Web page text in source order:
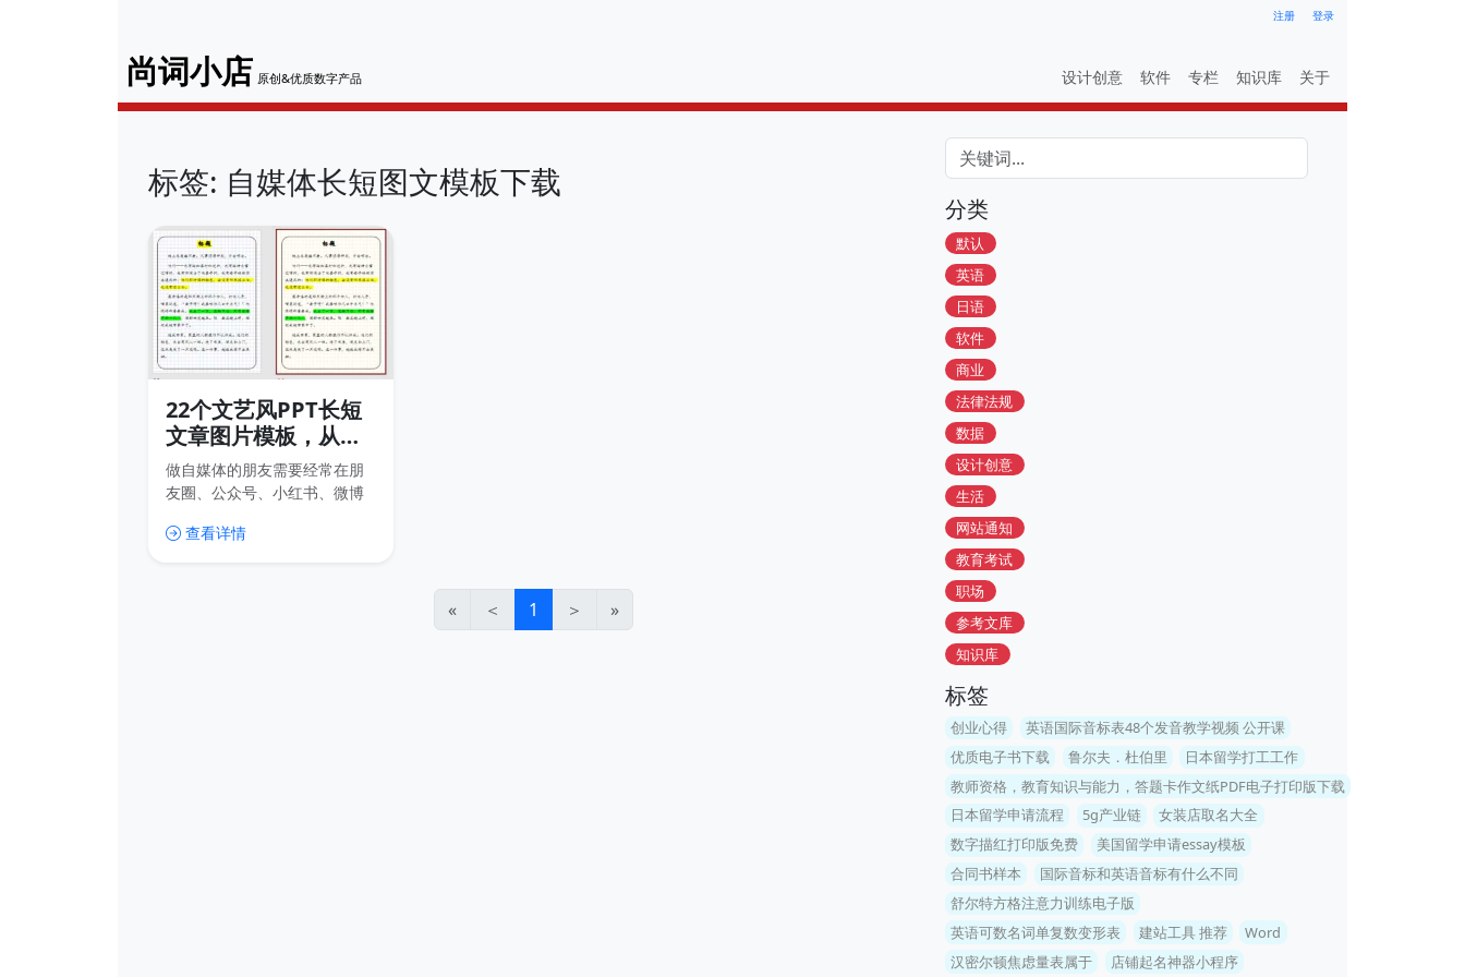
注册 登录
尚词小店 原创&优质数字产品 设计创意 软件 专栏 知识库 关于
标签: 自媒体长短图文模板下载
22个文艺风PPT长短
文章图片模板，从
PPT直接输出文章图
片
做自媒体的朋友需要经常在朋
友圈、公众号、小红书、微博
但是在PS里设计图文很麻烦，
查看详情
« ＜ 1 ＞ »
分类
默认
英语
日语
软件
商业
法律法规
数据
设计创意
生活
网站通知
教育考试
职场
参考文库
知识库
标签
创业心得
英语国际音标表48个发音教学视频 公开课
优质电子书下载
鲁尔夫．杜伯里
日本留学打工工作
教师资格，教育知识与能力，答题卡作文纸PDF电子打印版下载
日本留学申请流程
5g产业链
女装店取名大全
数字描红打印版免费
美国留学申请essay模板
合同书样本
国际音标和英语音标有什么不同
舒尔特方格注意力训练电子版
英语可数名词单复数变形表
建站工具 推荐
Word
汉密尔顿焦虑量表属于
店铺起名神器小程序